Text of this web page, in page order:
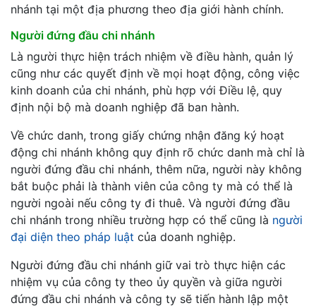
nhánh tại một địa phương theo địa giới hành chính.
Người đứng đầu chi nhánh
Là người thực hiện trách nhiệm về điều hành, quản lý
cũng như các quyết định về mọi hoạt động, công việc
kinh doanh của chi nhánh, phù hợp với Điều lệ, quy
định nội bộ mà doanh nghiệp đã ban hành.
Về chức danh, trong giấy chứng nhận đăng ký hoạt
động chi nhánh không quy định rõ chức danh mà chỉ là
người đứng đầu chi nhánh, thêm nữa, người này không
bắt buộc phải là thành viên của công ty mà có thể là
người ngoài nếu công ty đi thuê. Và người đứng đầu
chi nhánh trong nhiều trường hợp có thể cũng là người
đại diện theo pháp luật của doanh nghiệp.
Người đứng đầu chi nhánh giữ vai trò thực hiện các
nhiệm vụ của công ty theo ủy quyền và giữa người
đứng đầu chi nhánh và công ty sẽ tiến hành lập một